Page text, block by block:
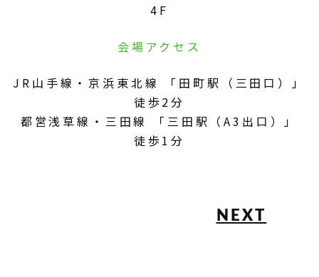
4F
会場アクセス
JR山手線・京浜東北線 「田町駅（三田口）」
徒歩2分
都営浅草線・三田線 「三田駅（A3出口）」
徒歩1分
NEXT